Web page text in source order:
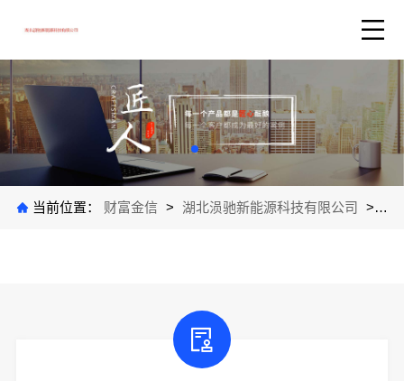
当前位置： 财富金信 > 湖北涢驰新能源科技有限公司 > 产